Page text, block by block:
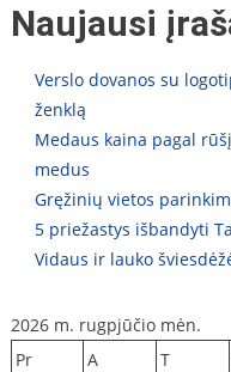
Naujausi
Verslo dovanos su
ženklą
Medaus kaina pagal
medus
Gręžinių vietos
5 priežastys išbandyti
Vidaus ir lauko
2026 m. rugpjūčio mėn.
Pr
A T